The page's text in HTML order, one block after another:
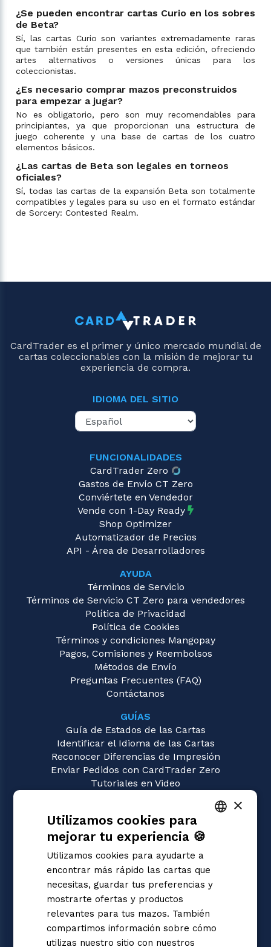
¿Se pueden encontrar cartas Curio en los sobres
de Beta?
Sí, las cartas Curio son variantes extremadamente raras
que también están presentes en esta edición, ofreciendo
artes alternativos o versiones únicas para los
coleccionistas.
¿Es necesario comprar mazos preconstruidos
para empezar a jugar?
No es obligatorio, pero son muy recomendables para
principiantes, ya que proporcionan una estructura de
juego coherente y una base de cartas de los cuatro
elementos básicos.
¿Las cartas de Beta son legales en torneos
oficiales?
Sí, todas las cartas de la expansión Beta son totalmente
compatibles y legales para su uso en el formato estándar
de Sorcery: Contested Realm.
CardTrader es el primer y único mercado mundial de
cartas coleccionables con la misión de mejorar tu
experiencia de compra.
IDIOMA DEL SITIO
FUNCIONALIDADES
CardTrader Zero
Gastos de Envío CT Zero
Conviértete en Vendedor
Vende con 1-Day Ready
Shop Optimizer
Automatizador de Precios
API - Área de Desarrolladores
AYUDA
Términos de Servicio
Términos de Servicio CT Zero para vendedores
Política de Privacidad
Política de Cookies
Términos y condiciones Mangopay
Pagos, Comisiones y Reembolsos
Métodos de Envío
Preguntas Frecuentes (FAQ)
Contáctanos
GUÍAS
Guía de Estados de las Cartas
Identificar el Idioma de las Cartas
Reconocer Diferencias de Impresión
Enviar Pedidos con CardTrader Zero
Tutoriales en Video
Sorcery: Contested Realm
Magic: the Gathering
Pokémon
Yu-Gi-Oh!
Flesh and Blood
Digimon
One Piece
Dragon Ball Super
Cardfight!! Vanguard
Disney Lorcana
ITALIAN
×
Utilizamos cookies para
mejorar tu experiencia 🍪
Utilizamos cookies para ayudarte a
encontrar más rápido las cartas que
necesitas, guardar tus preferencias y
mostrarte ofertas y productos
relevantes para tus mazos. También
compartimos información sobre cómo
utilizas nuestro sitio con nuestros